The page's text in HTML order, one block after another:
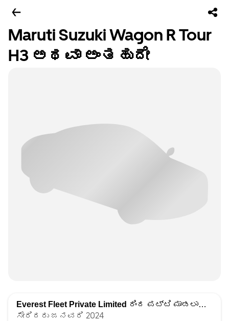
Maruti Suzuki Wagon R Tour
H3 ಅಥವಾ ಅಂತಹುದೇ
Everest Fleet Private Limited ರಿಂದ ಪಟ್ಟಿ ಮಾಡಲಾಗಿದೆ
ಸೇರಿದರು ಜನವರಿ 2024